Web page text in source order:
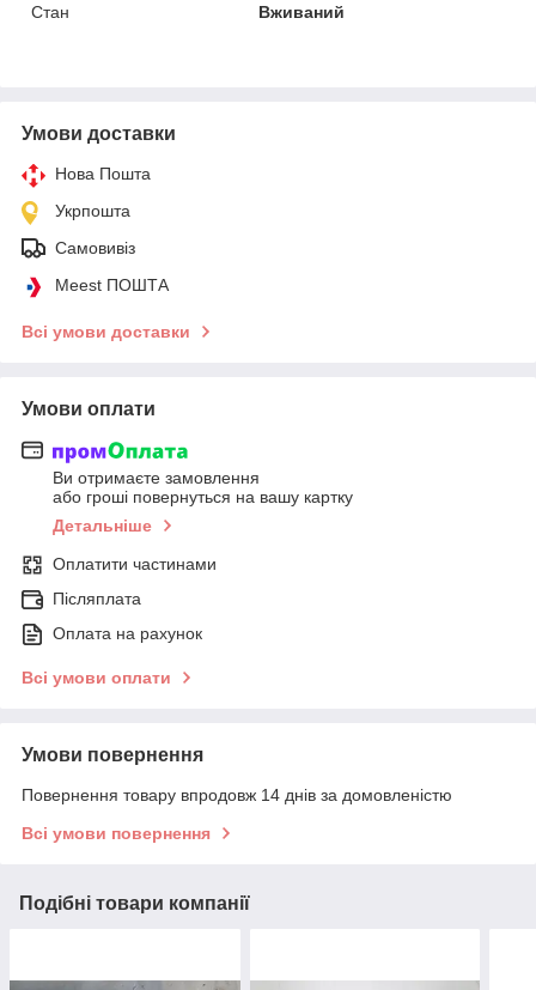
Стан
Вживаний
Умови доставки
Нова Пошта
Укрпошта
Самовивіз
Meest ПОШТА
Всі умови доставки
Умови оплати
Ви отримаєте замовлення
або гроші повернуться на вашу картку
Детальніше
Оплатити частинами
Післяплата
Оплата на рахунок
Всі умови оплати
Умови повернення
Повернення товару впродовж 14 днів за домовленістю
Всі умови повернення
Подібні товари компанії